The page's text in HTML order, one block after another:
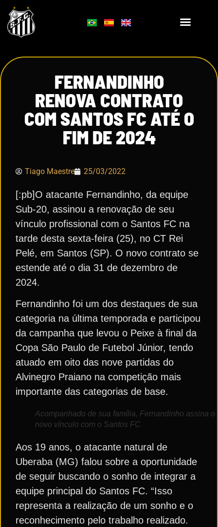
FERNANDINHO
RENOVA CONTRATO
COM SANTOS FC ATÉ O
FIM DE 2024
Tiago Maestre 25/03/2022
[:pb]O atacante Fernandinho, da equipe
Sub-20, assinou a renovação de seu
vínculo profissional com o Santos FC na
tarde desta sexta-feira (25), no CT Rei
Pelé, em Santos (SP). O novo contrato se
estende até o dia 31 de dezembro de
2024.
Fernandinho foi um dos destaques de sua
categoria na última temporada e participou
da campanha que levou o Peixe à final da
Copa São Paulo de Futebol Júnior, tendo
atuado em oito das nove partidas do
Alvinegro Praiano na competição mais
importante das categorias de base.
Acompanhado de sua família, Fernandinho assina o
novo vínculo com o Santos FC
Aos 19 anos, o atacante natural de
Uberaba (MG) falou sobre a oportunidade
de seguir buscando o sonho de integrar a
equipe principal do Santos FC. “Isso
representa a realização de um sonho e o
reconhecimento pelo trabalho realizado.